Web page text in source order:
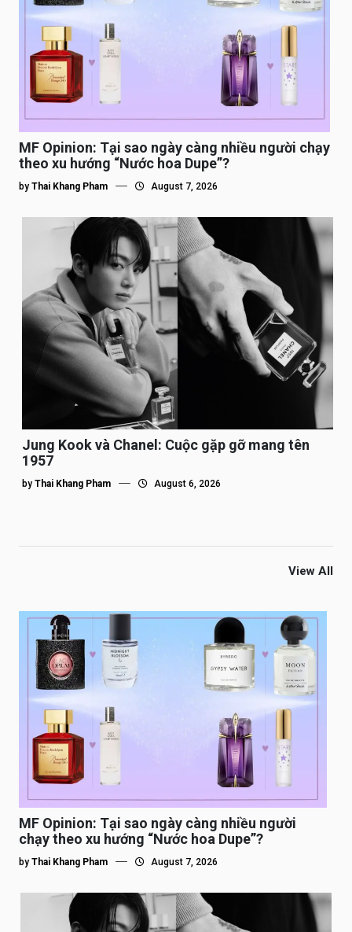
MF Opinion: Tại sao ngày càng nhiều người chạy
theo xu hướng “Nước hoa Dupe”?
by Thai Khang Pham August 7, 2026
Jung Kook và Chanel: Cuộc gặp gỡ mang tên
1957
by Thai Khang Pham August 6, 2026
View All
MF Opinion: Tại sao ngày càng nhiều người
chạy theo xu hướng “Nước hoa Dupe”?
by Thai Khang Pham August 7, 2026